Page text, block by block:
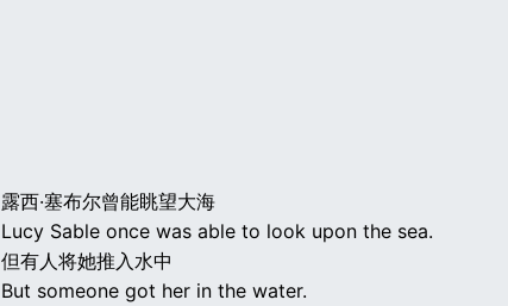
露西·塞布尔曾能眺望大海
Lucy Sable once was able to look upon the sea.
但有人将她推入水中
But someone got her in the water.